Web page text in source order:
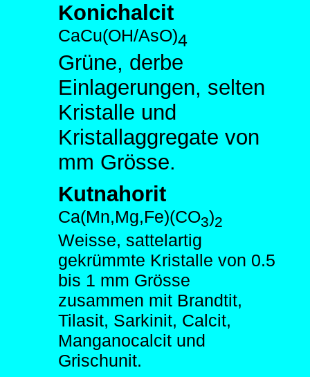
Konichalcit
CaCu(OH/AsO)4
Grüne, derbe
Einlagerungen, selten
Kristalle und
Kristallaggregate von
mm Grösse.
Kutnahorit
Ca(Mn,Mg,Fe)(CO3)2
Weisse, sattelartig
gekrümmte Kristalle von 0.5
bis 1 mm Grösse
zusammen mit Brandtit,
Tilasit, Sarkinit, Calcit,
Manganocalcit und
Grischunit.